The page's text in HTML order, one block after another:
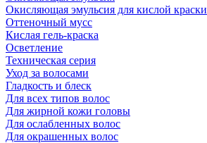
Окисляющая эмульсия для кислой краски
Оттеночный мусс
Кислая гель-краска
Осветление
Техническая серия
Уход за волосами
Гладкость и блеск
Для всех типов волос
Для жирной кожи головы
Для ослабленных волос
Для окрашенных волос